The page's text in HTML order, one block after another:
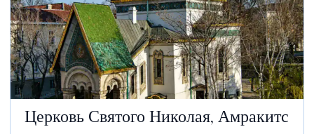
Церковь Святого Николая, Амракитс